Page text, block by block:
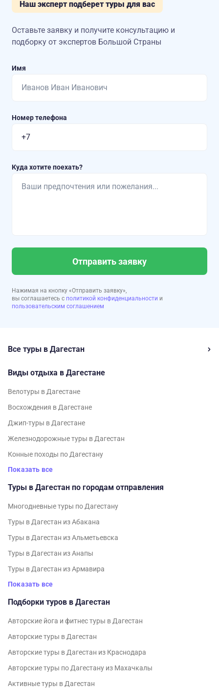
Наш эксперт подберет туры для вас
Оставьте заявку и получите консультацию и
подборку от экспертов Большой Страны
Имя
Номер телефона
Куда хотите поехать?
Отправить заявку
Нажимая на кнопку «Отправить заявку»,
вы соглашаетесь с политикой конфиденциальности и
пользовательским соглашением
Все туры в Дагестан
Виды отдыха в Дагестане
Велотуры в Дагестане
Восхождения в Дагестане
Джип-туры в Дагестане
Железнодорожные туры в Дагестан
Конные походы по Дагестану
Показать все
Туры в Дагестан по городам отправления
Многодневные туры по Дагестану
Туры в Дагестан из Абакана
Туры в Дагестан из Альметьевска
Туры в Дагестан из Анапы
Туры в Дагестан из Армавира
Показать все
Подборки туров в Дагестан
Авторские йога и фитнес туры в Дагестан
Авторские туры в Дагестан
Авторские туры в Дагестан из Краснодара
Авторские туры по Дагестану из Махачкалы
Активные туры в Дагестан